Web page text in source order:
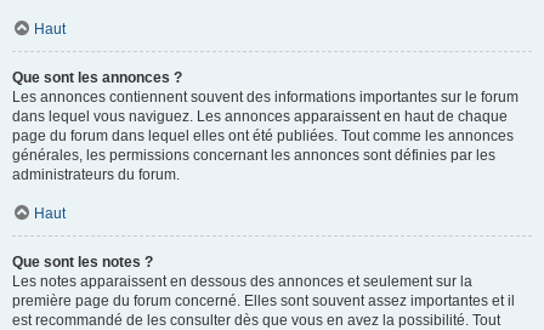
Haut
Que sont les annonces ?
Les annonces contiennent souvent des informations importantes sur le forum
dans lequel vous naviguez. Les annonces apparaissent en haut de chaque
page du forum dans lequel elles ont été publiées. Tout comme les annonces
générales, les permissions concernant les annonces sont définies par les
administrateurs du forum.
Haut
Que sont les notes ?
Les notes apparaissent en dessous des annonces et seulement sur la
première page du forum concerné. Elles sont souvent assez importantes et il
est recommandé de les consulter dès que vous en avez la possibilité. Tout